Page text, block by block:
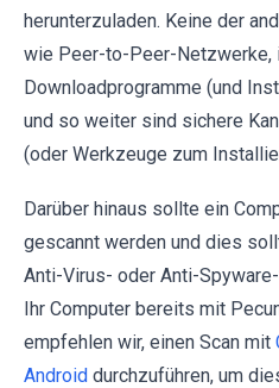
herunterzuladen. Keine der
wie Peer-to-Peer-Netzwerke,
Downloadprogramme (und
und so weiter sind sichere
(oder Werkzeuge zum
Darüber hinaus sollte ein
gescannt werden und dies
Anti-Virus- oder Anti-
Ihr Computer bereits mit
empfehlen wir, einen Scan mit
Android durchzuführen, um